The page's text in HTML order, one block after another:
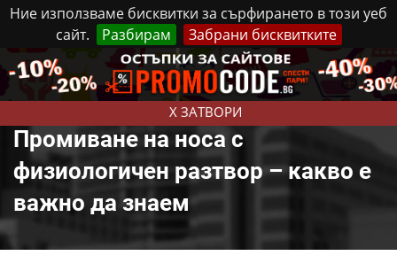
Ние използваме бисквитки за сърфирането в този уеб
сайт.
Разбирам Забрани бисквитките
X ЗАТВОРИ
Четвъртък, 6 Август, 2026 Реклама Контакти
Промиване на носа с
физиологичен разтвор – какво е
важно да знаем